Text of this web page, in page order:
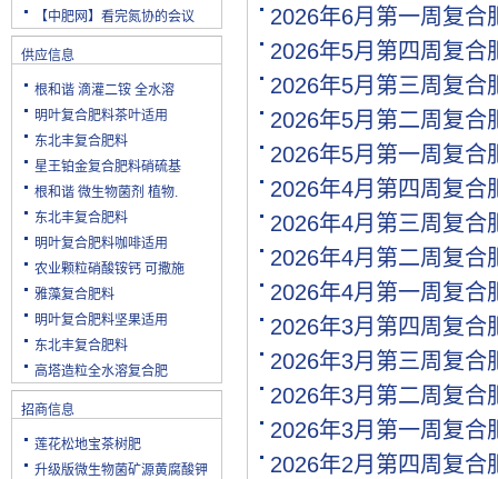
【中肥网】看完氮协的会议
供应信息
根和谐 滴灌二铵 全水溶
明叶复合肥料茶叶适用
东北丰复合肥料
星王铂金复合肥料硝硫基
根和谐 微生物菌剂 植物.
东北丰复合肥料
明叶复合肥料咖啡适用
农业颗粒硝酸铵钙 可撒施
雅藻复合肥料
明叶复合肥料坚果适用
东北丰复合肥料
高塔造粒全水溶复合肥
招商信息
莲花松地宝茶树肥
升级版微生物菌矿源黄腐酸钾
2026年6月第一周复合
2026年5月第四周复合
2026年5月第三周复合
2026年5月第二周复合
2026年5月第一周复合
2026年4月第四周复合
2026年4月第三周复合
2026年4月第二周复合
2026年4月第一周复合
2026年3月第四周复合
2026年3月第三周复合
2026年3月第二周复合
2026年3月第一周复合
2026年2月第四周复合